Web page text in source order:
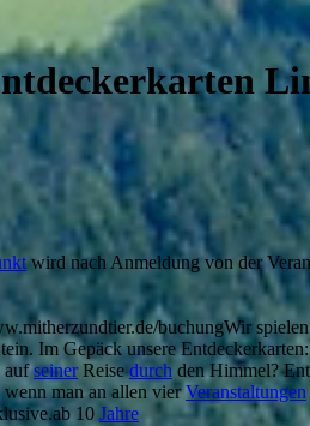
wird nach Anmeldung von der
buchungWir
Im Gepäck unsere
aufseinerReise durch den Himmel?
wenn man an allen vierVeranstaltungen
10 Jahre